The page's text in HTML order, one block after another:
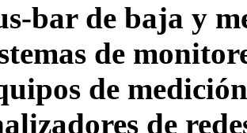
bar de baja y
de
de
de